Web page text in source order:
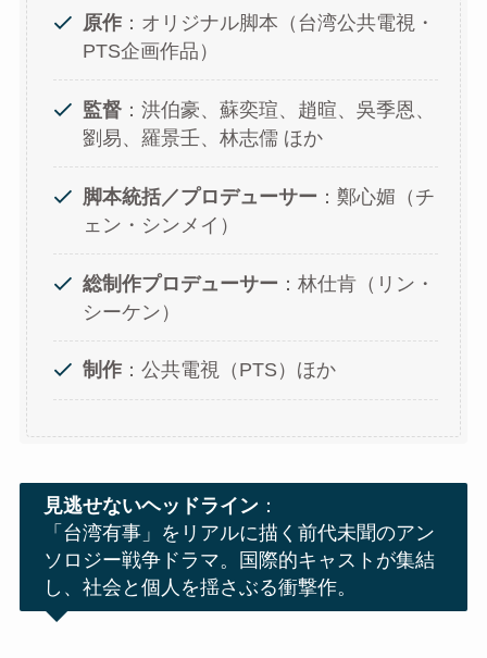
原作 ：オリジナル脚本（台湾公共電視・
PTS企画作品）
監督 ：洪伯豪、蘇奕瑄、趙暄、吳季恩、
劉易、羅景壬、林志儒 ほか
脚本統括／プロデューサー ：鄭心媚（チ
ェン・シンメイ）
総制作プロデューサー ：林仕肯（リン・
シーケン）
制作 ：公共電視（PTS）ほか
見逃せないヘッドライン ：
「台湾有事」をリアルに描く前代未聞のアン
ソロジー戦争ドラマ。国際的キャストが集結
し、社会と個人を揺さぶる衝撃作。